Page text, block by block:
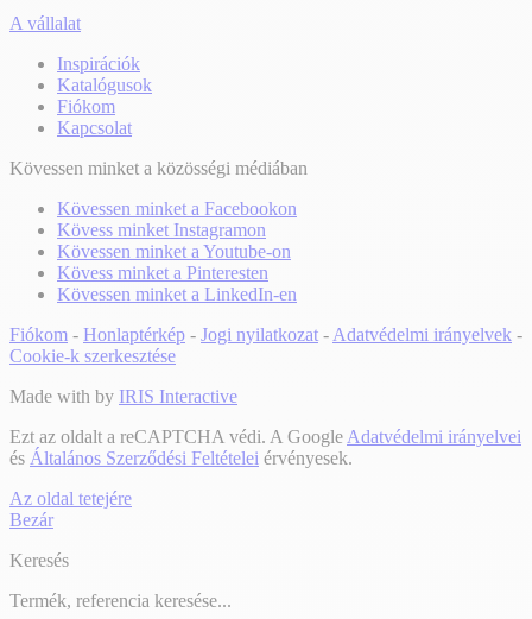
A vállalat
Inspirációk
Katalógusok
Fiókom
Kapcsolat
Kövessen minket a közösségi médiában
Kövessen minket a Facebookon
Kövess minket Instagramon
Kövessen minket a Youtube-on
Kövess minket a Pinteresten
Kövessen minket a LinkedIn-en
Fiókom - Honlaptérkép - Jogi nyilatkozat - Adatvédelmi irányelvek -
Cookie-k szerkesztése
Made with by IRIS Interactive
Ezt az oldalt a reCAPTCHA védi. A Google Adatvédelmi irányelvei
és Általános Szerződési Feltételei érvényesek.
Az oldal tetejére
Bezár
Keresés
Termék, referencia keresése...